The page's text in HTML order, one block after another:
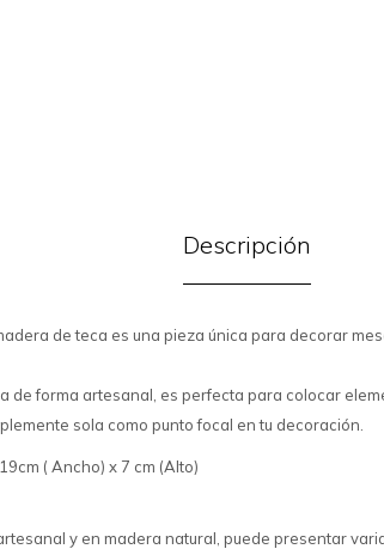
Descripción
de teca es una pieza única para decorar
de forma artesanal, es perfecta para colocar
sola como punto focal en tu decoración.
( Ancho) x 7 cm (Alto)
y en madera natural, puede presentar